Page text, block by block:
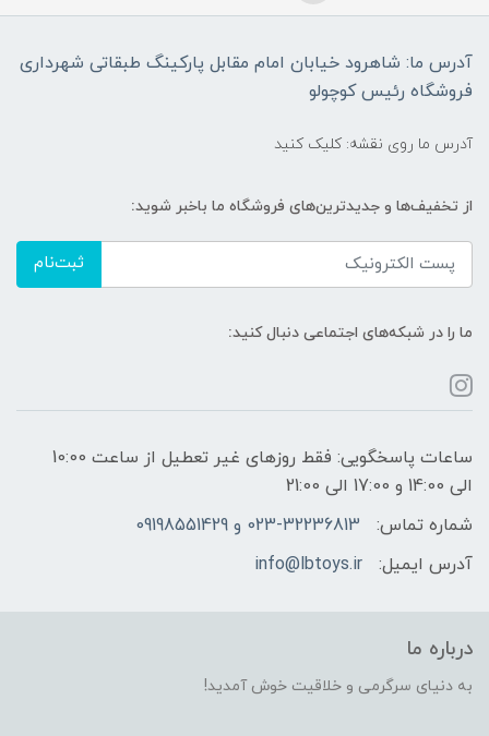
آدرس ما: شاهرود خیابان امام مقابل پارکینگ طبقاتی شهرداری
فروشگاه رئیس کوچولو
آدرس ما روی نقشه: کلیک کنید
از تخفیف‌ها و جدیدترین‌های فروشگاه ما باخبر شوید:
ثبت‌نام
ما را در شبکه‌های اجتماعی دنبال کنید:
ساعات پاسخگویی: فقط روزهای غیر تعطیل از ساعت 10:00
الی 14:00 و 17:00 الی 21:00
شماره تماس:
023-32236813 و 09198551429
آدرس ایمیل:
info@lbtoys.ir
درباره ما
به دنیای سرگرمی و خلاقیت خوش آمدید!